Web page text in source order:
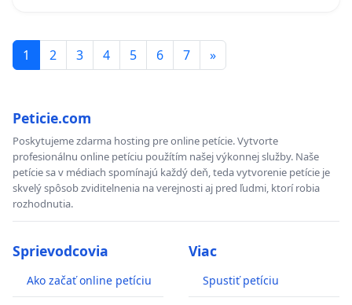
1 2 3 4 5 6 7 »
Peticie.com
Poskytujeme zdarma hosting pre online petície. Vytvorte
profesionálnu online petíciu použítím našej výkonnej služby. Naše
petície sa v médiach spomínajú každý deň, teda vytvorenie petície je
skvelý spôsob zviditelnenia na verejnosti aj pred ľudmi, ktorí robia
rozhodnutia.
Sprievodcovia
Ako začať online petíciu
Viac
Spustiť petíciu